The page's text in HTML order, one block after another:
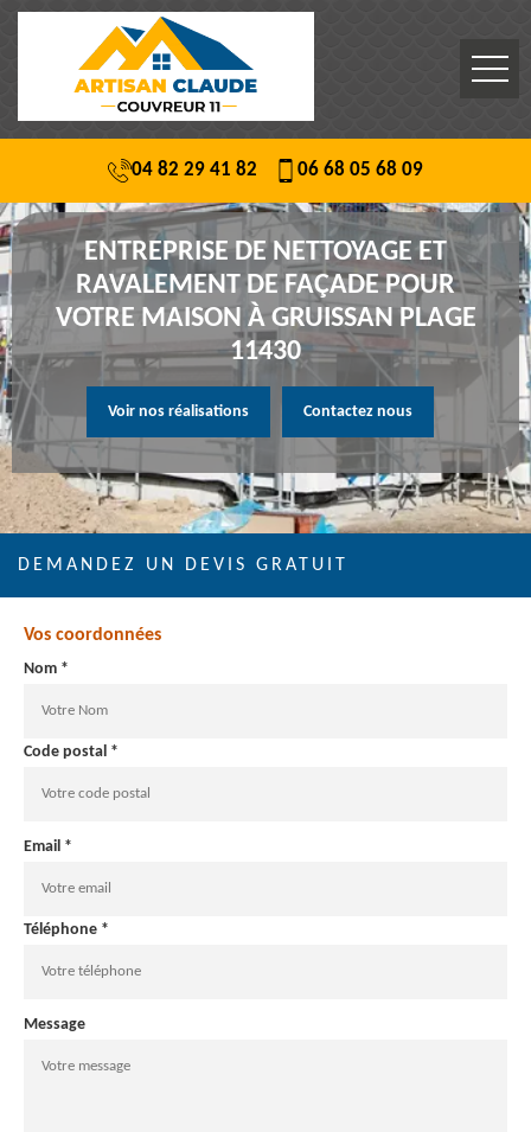
04 82 29 41 82 06 68 05 68 09
ENTREPRISE DE NETTOYAGE ET
RAVALEMENT DE FAÇADE POUR
VOTRE MAISON À GRUISSAN PLAGE
11430
Voir nos réalisations Contactez nous
DEMANDEZ UN DEVIS GRATUIT
Vos coordonnées
Nom *
Code postal *
Email *
Téléphone *
Message